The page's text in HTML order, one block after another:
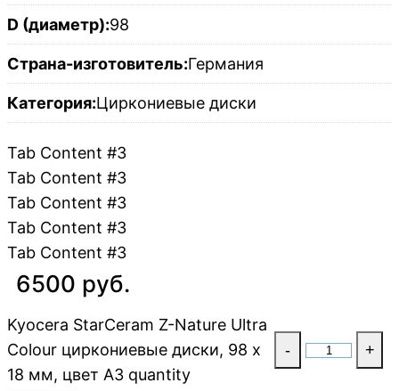
D (диаметр):98
Страна-изготовитель:Германия
Категория:Циркониевые диски
Tab Content #3
Tab Content #3
Tab Content #3
Tab Content #3
Tab Content #3
6500 руб.
Kyocera StarCeram Z-Nature Ultra
Colour циркониевые диски, 98 х
18 мм, цвет A3 quantity
- +